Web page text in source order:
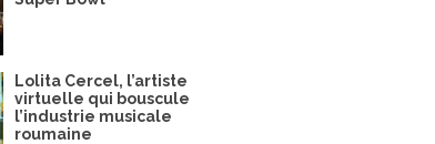
Lolita Cercel, l’artiste
virtuelle qui bouscule
l’industrie musicale
roumaine